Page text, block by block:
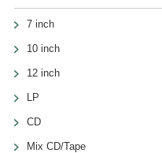
7 inch
10 inch
12 inch
LP
CD
Mix CD/Tape